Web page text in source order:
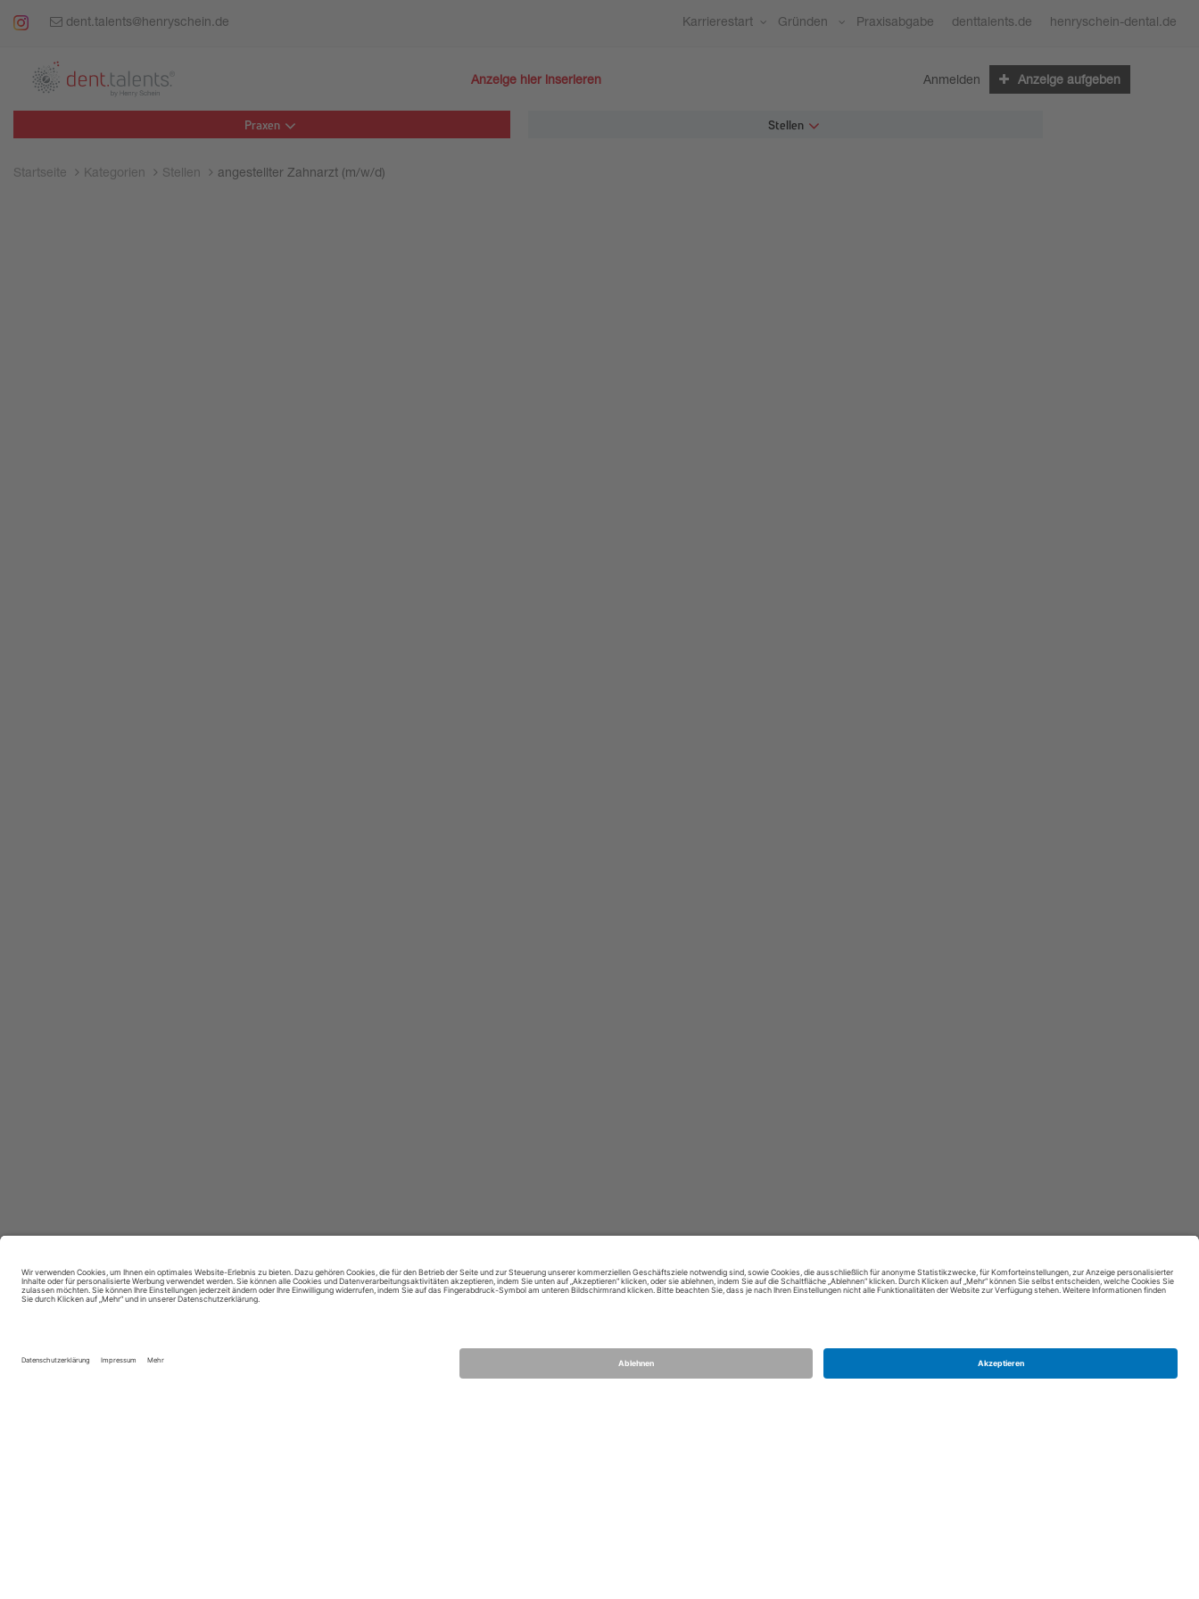
dent.talents@henryschein.de Karrierestart Gründen Praxisabgabe denttalents.de henryschein-dental.de
Anzeige hier inserieren Anmelden Anzeige aufgeben
Praxen Stellen
Startseite Kategorien Stellen angestellter Zahnarzt (m/w/d)